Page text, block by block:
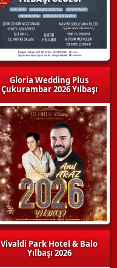
Gloria Wedding Plus
Çukurambar 2026 Yılbaşı
Vivaldi Park Hotel & Balo
Yılbaşı 2026